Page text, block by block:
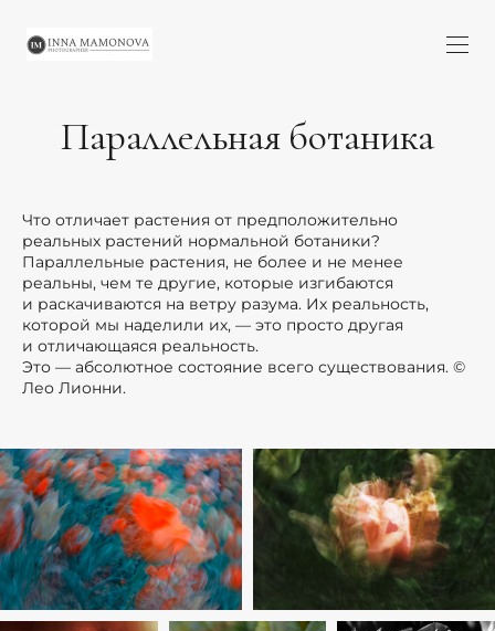
Параллельная ботаника
Что отличает растения от предположительно
реальных растений нормальной ботаники?
Параллельные растения, не более и не менее
реальны, чем те другие, которые изгибаются
и раскачиваются на ветру разума. Их реальность,
которой мы наделили их, — это просто другая
и отличающаяся реальность.
Это — абсолютное состояние всего существования. ©
Лео Лионни.